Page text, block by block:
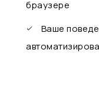
браузере
Ваше